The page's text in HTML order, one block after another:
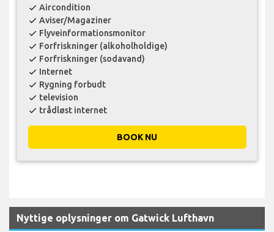
check Aircondition
check Aviser/Magaziner
check Flyveinformationsmonitor
check Forfriskninger (alkoholholdige)
check Forfriskninger (sodavand)
check Internet
check Rygning forbudt
check television
check trådløst internet
BOOK NU
Nyttige oplysninger om Gatwick Lufthavn